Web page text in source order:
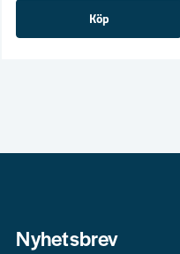
Köp
Nyhetsbrev